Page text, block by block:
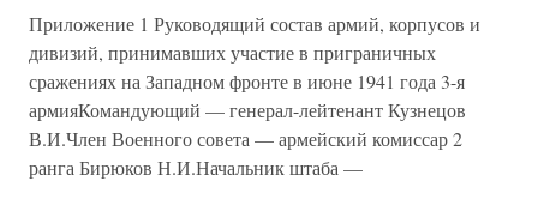
Приложение 1 Руководящий состав армий, корпусов и
дивизий, принимавших участие в приграничных
сражениях на Западном фронте в июне 1941 года 3-я
армияКомандующий — генерал-лейтенант Кузнецов
В.И.Член Военного совета — армейский комиссар 2
ранга Бирюков Н.И.Начальник штаба —